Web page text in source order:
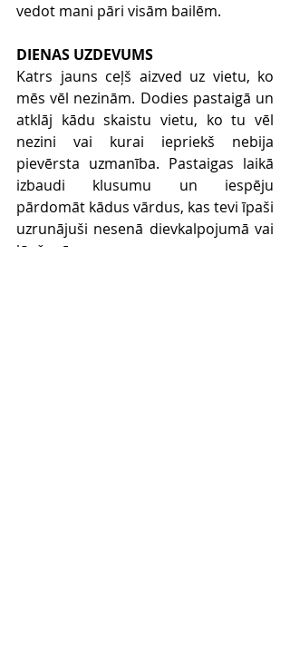
vedot mani pāri visām bailēm.
DIENAS UZDEVUMS
Katrs jauns ceļš aizved uz vietu, ko
mēs vēl nezinām. Dodies pastaigā un
atklāj kādu skaistu vietu, ko tu vēl
nezini vai kurai iepriekš nebija
pievērsta uzmanība. Pastaigas laikā
izbaudi klusumu un iespēju
pārdomāt kādus vārdus, kas tevi īpaši
uzrunājuši nesenā dievkalpojumā vai
lūgšanā.